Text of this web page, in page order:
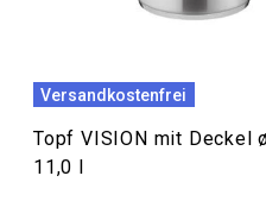
Versandkostenfrei
Topf VISION mit Deckel
11,0 l